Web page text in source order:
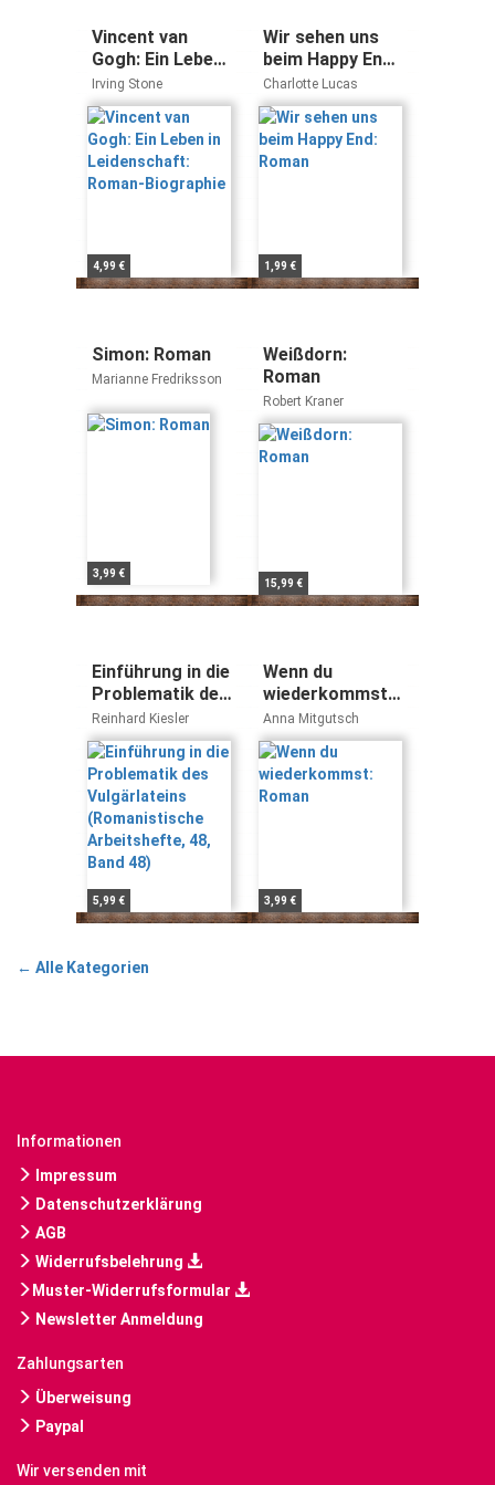
Vincent van
Gogh: Ein Leben
in Leidenschaft:
Roman-
Biographie
Irving Stone
4,99 €
Wir sehen uns
beim Happy End:
Roman
Charlotte Lucas
1,99 €
Simon: Roman
Marianne Fredriksson
3,99 €
Weißdorn:
Roman
Robert Kraner
15,99 €
Einführung in die
Problematik des
Vulgärlateins
(Romanistische
Arbeitshefte, 48,
Band 48)
Reinhard Kiesler
5,99 €
Wenn du
wiederkommst:
Roman
Anna Mitgutsch
3,99 €
← Alle Kategorien
Informationen
Impressum
Datenschutzerklärung
AGB
Widerrufsbelehrung
Muster-Widerrufsformular
Newsletter Anmeldung
Zahlungsarten
Überweisung
Paypal
Wir versenden mit